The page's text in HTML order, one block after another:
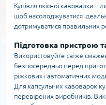
Купівля якісної кавоварки
щоб насолоджуватися
дотримуватися правильних
Підготовка пристрою
Використовуйте свіже
безпосередньо перед
ріжкових і автоматичних
Для капсульних кавоварок
перевірених виробників.